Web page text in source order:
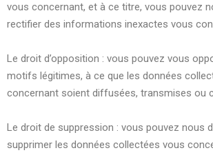
vous concernant, et à ce titre, vous pouvez
rectifier des informations inexactes vous
Le droit d’opposition : vous pouvez vous
motifs légitimes, à ce que les données
concernant soient diffusées, transmises ou
Le droit de suppression : vous pouvez nous
supprimer les données collectées vous